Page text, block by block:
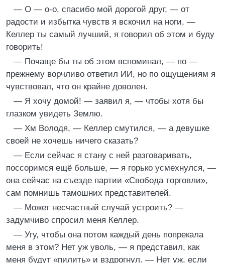
— О — о-о, спасибо мой дорогой друг, — от
радости и избытка чувств я вскочил на ноги, —
Келлер ты самый лучший, я говорил об этом и буду
говорить!
— Почаще бы ты об этом вспоминал, — по —
прежнему ворчливо ответил ИИ, но по ощущениям я
чувствовал, что он крайне доволен.
— Я хочу домой! — заявил я, — чтобы хотя бы
глазком увидеть Землю.
— Хм Володя, — Келлер смутился, — а девушке
своей не хочешь ничего сказать?
— Если сейчас я стану с ней разговаривать,
поссоримся ещё больше, — я горько усмехнулся, —
она сейчас на съезде партии «Свобода торговли»,
сам помнишь тамошних представителей.
— Может несчастный случай устроить? —
задумчиво спросил меня Келлер.
— Угу, чтобы она потом каждый день попрекала
меня в этом? Нет уж уволь, — я представил, как
меня будут «пилить» и вздрогнул. — Нет уж, если